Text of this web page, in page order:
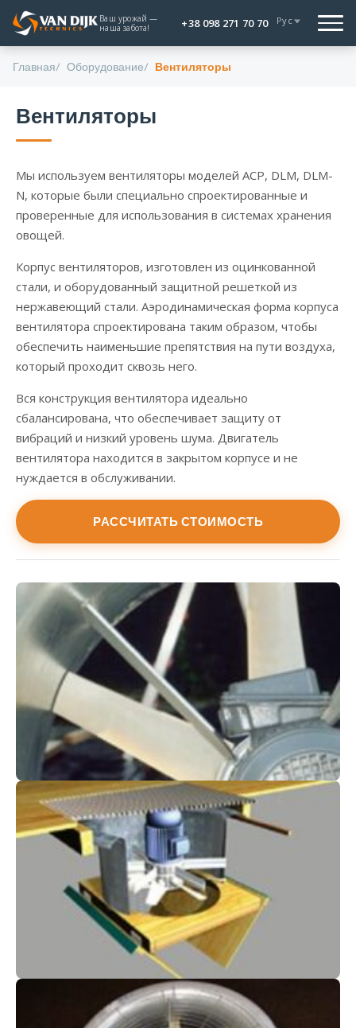
Ваш урожай —
наша забота!
+38 098 271 70 70 Рус
Главная Оборудование Вентиляторы
Вентиляторы
Мы используем вентиляторы моделей ACP, DLM, DLM-
N, которые были специально спроектированные и
проверенные для использования в системах хранения
овощей.
Корпус вентиляторов, изготовлен из оцинкованной
стали, и оборудованный защитной решеткой из
нержавеющий стали. Аэродинамическая форма корпуса
вентилятора спроектирована таким образом, чтобы
обеспечить наименьшие препятствия на пути воздуха,
который проходит сквозь него.
Вся конструкция вентилятора идеально
сбалансирована, что обеспечивает защиту от
вибраций и низкий уровень шума. Двигатель
вентилятора находится в закрытом корпусе и не
нуждается в обслуживании.
РАССЧИТАТЬ СТОИМОСТЬ